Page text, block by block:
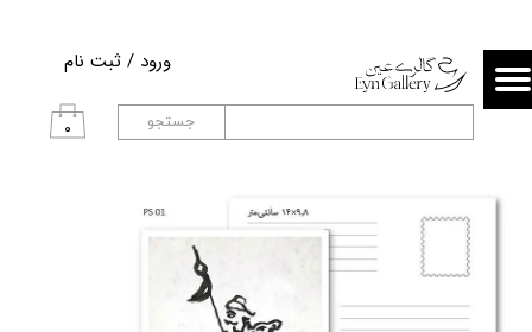
۰
ورود / ثبت نام
حساب کاربری من
تغییر گذر واژه
خروج از حساب کاربری
جستجو